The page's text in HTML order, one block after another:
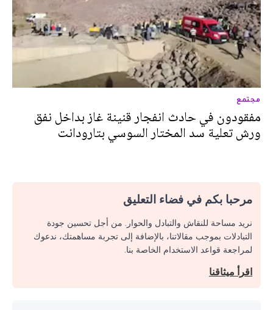
مجتمع
مفقودون في حادث انفجار قنينة غاز بداخل نفق
ورش تعلية سد المختار السوسي بتارودانت‎
مرحبا بكم في فضاء التعليق
نريد مساحة للنقاش والتبادل والحوار. من أجل تحسين جودة
التبادلات بموجب مقالاتنا، بالإضافة إلى تجربة مساهمتك، ندعوك
لمراجعة قواعد الاستخدام الخاصة بنا.
اقرأ ميثاقنا